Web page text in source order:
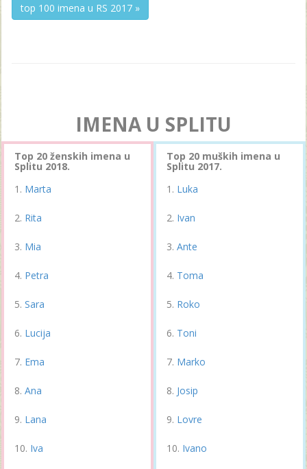
top 100 imena u RS 2017 »
IMENA U SPLITU
Top 20 ženskih imena u
Splitu 2018.
Marta
Rita
Mia
Petra
Sara
Lucija
Ema
Ana
Lana
Iva
Top 20 muških imena u
Splitu 2017.
Luka
Ivan
Ante
Toma
Roko
Toni
Marko
Josip
Lovre
Ivano